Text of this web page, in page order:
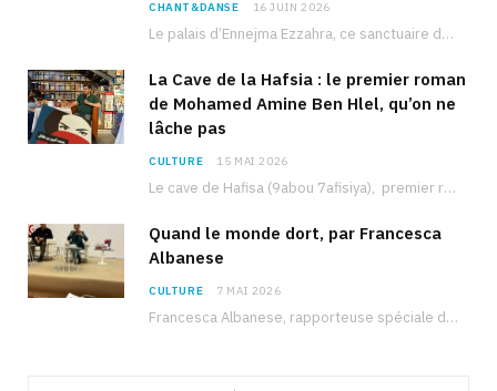
CHANT&DANSE 16 JUIN 2026
Le palais d’Ennejma Ezzahra, ce sanctuaire de la musique tunisienne et méditerranéenne construit par le…
La Cave de la Hafsia : le premier roman
de Mohamed Amine Ben Hlel, qu’on ne
lâche pas
CULTURE 15 MAI 2026
Le cave de Hafisa (9abou 7afisiya), premier roman du journaliste tunisien Mohamed Amine Ben Hlel,…
Quand le monde dort, par Francesca
Albanese
CULTURE 7 MAI 2026
Francesca Albanese, rapporteuse spéciale de l’ONU sur les territoires palestiniens occupés, était à Tunis pour…